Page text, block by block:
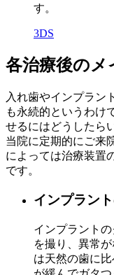
す。
3DS
各治療後のメ
入れ歯やインプラン
も永続的というわけ
せるにはどうしたら
当院に定期的にご来
によっては治療装置
です。
インプラン
インプラント
を撮り、異常
は天然の歯に